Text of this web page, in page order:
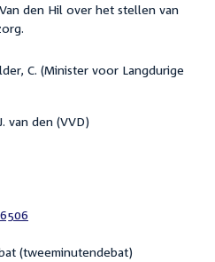
den Hil over het stellen van
C. (Minister voor Langdurige
van den (VVD)
(tweeminutendebat)